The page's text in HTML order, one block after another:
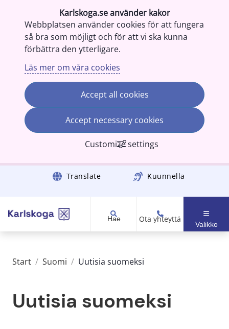
Karlskoga.se använder kakor
Webbplatsen använder cookies för att fungera
så bra som möjligt och för att vi ska kunna
förbättra den ytterligare.
Läs mer om våra cookies
Accept all cookies
Accept necessary cookies
Customize settings
Gå till innehåll Translate Kuunnella
Hae Ota yhteyttä
Valikko
Start / Suomi / Uutisia suomeksi
Uutisia suomeksi